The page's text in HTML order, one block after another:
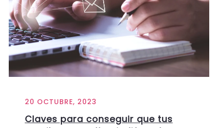
20 OCTUBRE, 2023
Claves para conseguir que tus